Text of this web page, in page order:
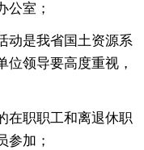
公室；
动是我省国土资源系
领导要高度重视，
在职职工和离退休职
参加；